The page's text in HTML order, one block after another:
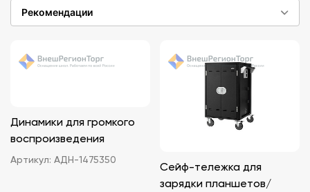
Рекомендации
Динамики для громкого
воспроизведения
Артикул: АДН-1475350
Сейф-тележка для
зарядки планшетов/